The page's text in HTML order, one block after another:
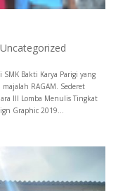
Uncategorized
Bakti Karya Parigi yang
RAGAM. Sederet
III Lomba Menulis Tingkat
Graphic 2019...